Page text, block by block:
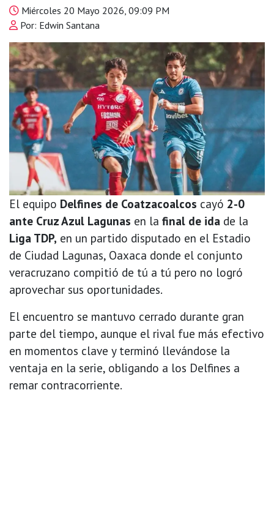
Miércoles 20 Mayo 2026, 09:09 PM
Por: Edwin Santana
El equipo Delfines de Coatzacoalcos cayó 2-0
ante Cruz Azul Lagunas en la final de ida de la
Liga TDP, en un partido disputado en el Estadio
de Ciudad Lagunas, Oaxaca donde el conjunto
veracruzano compitió de tú a tú pero no logró
aprovechar sus oportunidades.
El encuentro se mantuvo cerrado durante gran
parte del tiempo, aunque el rival fue más efectivo
en momentos clave y terminó llevándose la
ventaja en la serie, obligando a los Delfines a
remar contracorriente.